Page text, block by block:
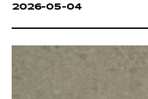
2026-05-04